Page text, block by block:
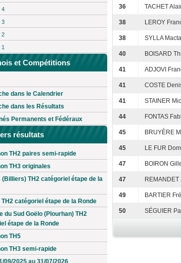
4
3
2
et Compétitions
dans le Calendrier
dans les Résultats
Permanents et Fédéraux
résultats
TH2 paires semi-rapide
TH3 originales
(Billiers) TH2 catégoriel étape de la
catégoriel étape de la Ronde
du Sud Goëlo (Plourhan) TH2
étape de la Ronde
TH5
TH3 semi-rapide
09/2025 au 31/07/2026
36 TACHET
38 LEROY
38 SYLLA
40 BOISARD
41 ADJOVI
41 COSTE
41 STAINER
44 FONTAS
45 BRUYÈRE
45 LE FUR
47 BOIRON
47
49 BARTIER
50 SÉGUIER